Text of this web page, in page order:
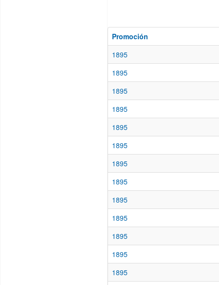
Promoción
1895
1895
1895
1895
1895
1895
1895
1895
1895
1895
1895
1895
1895